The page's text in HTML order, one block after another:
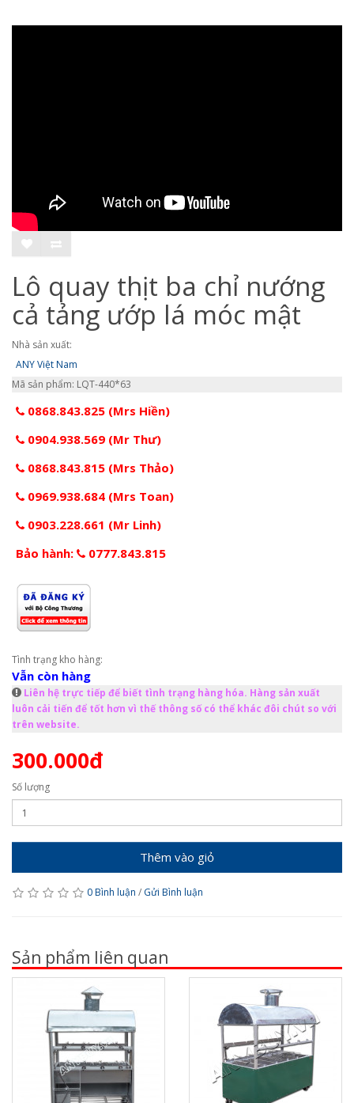
Lô quay thịt ba chỉ nướng
cả tảng ướp lá móc mật
Nhà sản xuất:
ANY Việt Nam
Mã sản phẩm: LQT-440*63
0868.843.825 (Mrs Hiền)
0904.938.569 (Mr Thư)
0868.843.815 (Mrs Thảo)
0969.938.684 (Mrs Toan)
0903.228.661 (Mr Linh)
Bảo hành:
0777.843.815
Tình trạng kho hàng:
Vẫn còn hàng
Liên hệ trực tiếp để biết tình trạng hàng hóa. Hàng sản xuất
luôn cải tiến để tốt hơn vì thế thông số có thể khác đôi chút so với
trên website.
300.000đ
Số lượng
Thêm vào giỏ
0 Bình luận / Gửi Bình luận
Sản phẩm liên quan